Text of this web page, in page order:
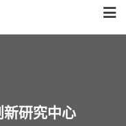
研究中心